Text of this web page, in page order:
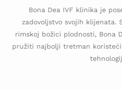
Bona Dea IVF klinika je
zadovoljstvo svojih klijenata.
rimskoj božici plodnosti, Bona
pružiti najbolji tretman